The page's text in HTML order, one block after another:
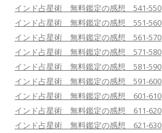
インド占星術 無料鑑定の感想 541-550
インド占星術 無料鑑定の感想 551-560
インド占星術 無料鑑定の感想 561-570
インド占星術 無料鑑定の感想 571-580
インド占星術 無料鑑定の感想 581-590
インド占星術 無料鑑定の感想 591-600
インド占星術 無料鑑定の感想 601-610
インド占星術 無料鑑定の感想 611-620
インド占星術 無料鑑定の感想 621-630